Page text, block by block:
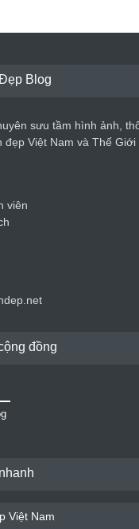
Blog
sưu tầm hình ảnh,
đẹp Việt Nam và Thế Giới
viên
đồng
Việt Nam